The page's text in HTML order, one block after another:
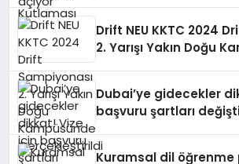
Drift NEU KKTC 2024
2. Yarışı Yakın Doğu
Dubai’ye gidecekler
başvuru şartları
Kuramsal dil